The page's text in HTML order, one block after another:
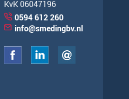
KvK 06047196
0594 612 260
info@smedingbv.nl